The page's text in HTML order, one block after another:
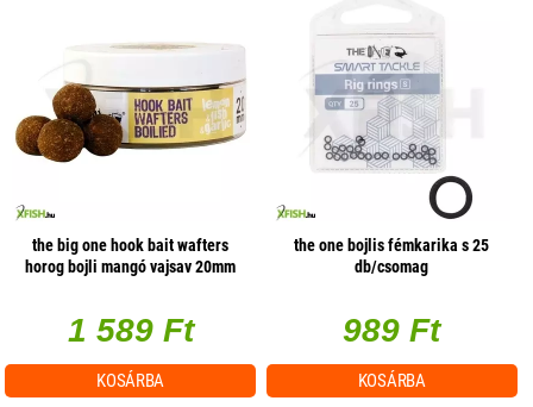
the big one hook bait wafters
horog bojli mangó vajsav 20mm
1 589 Ft
KOSÁRBA
the one bojlis fémkarika s 25
db/csomag
989 Ft
KOSÁRBA